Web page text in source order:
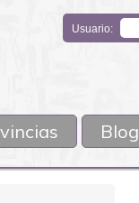
Usuario:
Blog